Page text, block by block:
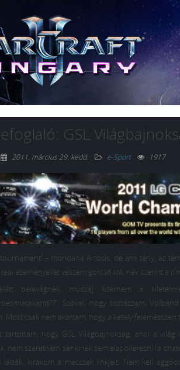
GSL
2011. március 29. kedd. e-Sport 1917
– mondaná Artosis, de ami tény, az
eseményeket veszem gorcső alá, név szerint a
belevágnék, muszáj kitérnem a
Szóval, hogy tisztázzam,
Most csak nem akartam, hogy a kétely felemésszen
tartottam, hogy GSL Világbajnokság, ahol a
nem szeretném senkinek sem elspoilerezni (a
látták, kirakom a meccsek linkjeit. Nem kell